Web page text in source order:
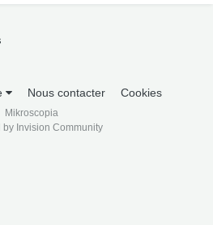
Nous contacter Cookies
Mikroscopia
by Invision Community